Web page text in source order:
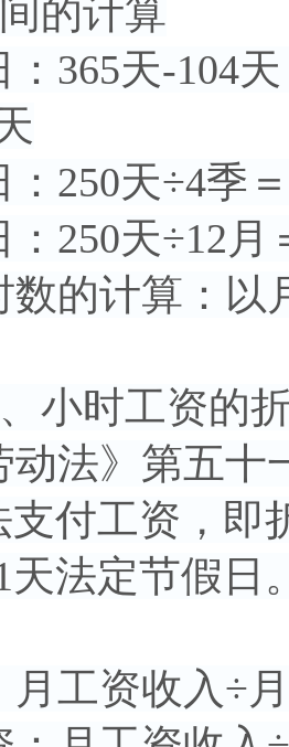
的计算
365天-104
250天÷4季
250天÷12月
的计算：以
小时工资的
法》第五十
付工资，即
法定节假日
工资收入÷